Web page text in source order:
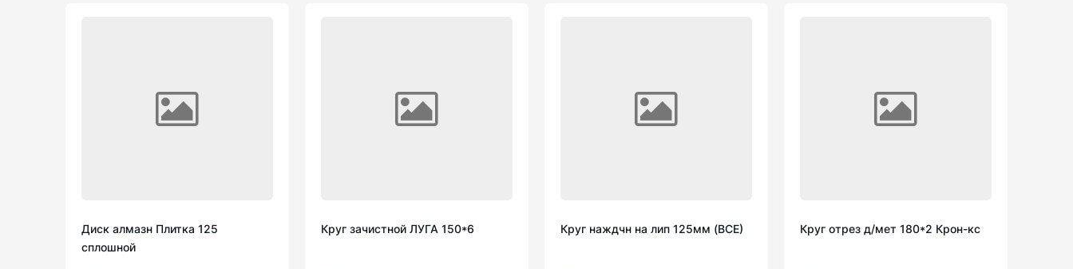
Диск алмазн Плитка 125
сплошной
Круг зачистной ЛУГА 150*6 Круг наждчн на лип 125мм (ВСЕ) Круг отрез д/мет 180*2 Крон-кс